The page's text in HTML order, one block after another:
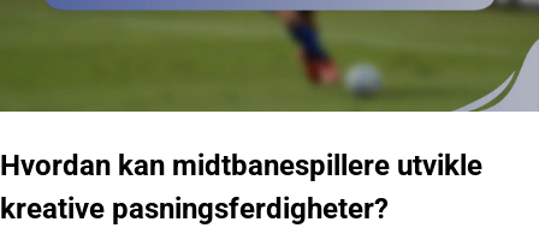
Hvordan kan midtbanespillere utvikle
kreative pasningsferdigheter?